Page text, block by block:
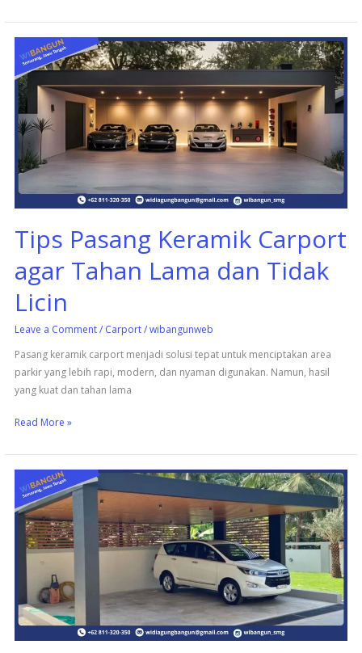
Tips Pasang Keramik Carport
agar Tahan Lama dan Tidak
Licin
Leave a Comment / Carport/wibangunweb
Pasang keramik carport menjadi solusi tepat untuk menciptakan area
parkir yang lebih rapi, modern, dan nyaman digunakan. Namun, hasil
yang kuat dan tahan lama
Pasang
Keramik
Carport
agar
Tahan
Lama
dan
Read More »
Memilih
Material
Carport
yang
Tahan